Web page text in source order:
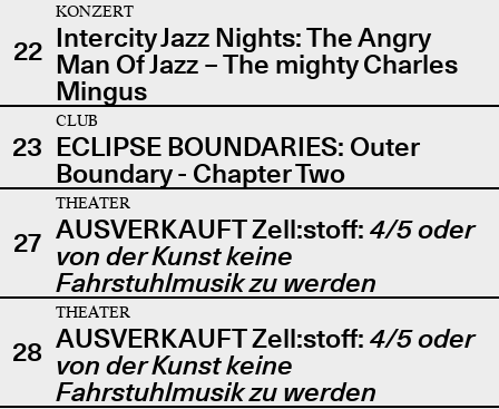
22
KONZERT
Intercity Jazz Nights: The Angry
Man Of Jazz – The mighty Charles
Mingus
23
CLUB
ECLIPSE BOUNDARIES: Outer
Boundary - Chapter Two
27
THEATER
AUSVERKAUFT Zell:stoff: 4/5 oder
von der Kunst keine
Fahrstuhlmusik zu werden
28
THEATER
AUSVERKAUFT Zell:stoff: 4/5 oder
von der Kunst keine
Fahrstuhlmusik zu werden